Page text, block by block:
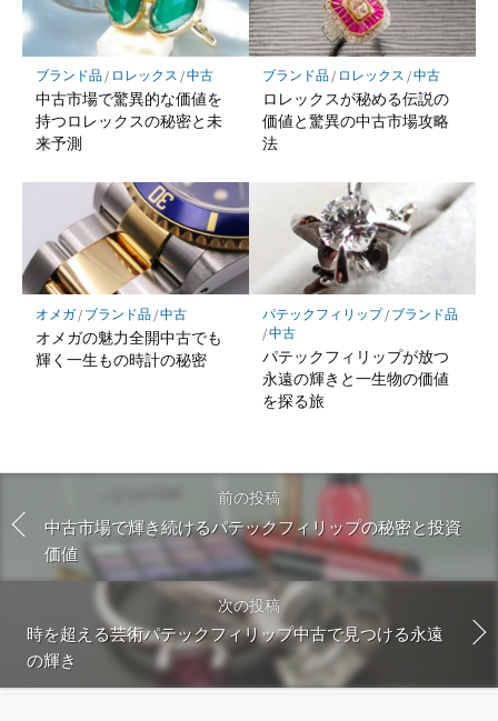
ブランド品/ ロレックス /中古
中古市場で驚異的な価値を
持つロレックスの秘密と未
来予測
ブランド品/ ロレックス /中古
ロレックスが秘める伝説の
価値と驚異の中古市場攻略
法
オメガ/ ブランド品/中古
オメガの魅力全開中古でも
輝く一生もの時計の秘密
パテックフィリップ/ ブランド品
/中古
パテックフィリップが放つ
永遠の輝きと一生物の価値
を探る旅
前の投稿
中古市場で輝き続けるパテックフィリップの秘密と投資
価値
次の投稿
時を超える芸術パテックフィリップ中古で見つける永遠
の輝き